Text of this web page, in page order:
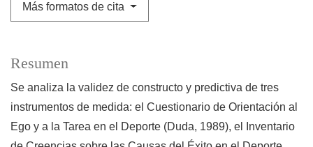
Más formatos de cita
Resumen
Se analiza la validez de constructo y predictiva de tres
instrumentos de medida: el Cuestionario de Orientación al
Ego y a la Tarea en el Deporte (Duda, 1989), el Inventario